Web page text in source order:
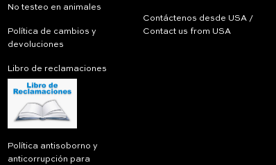
No testeo en animales
Política de cambios y
devoluciones
Libro de reclamaciones
Política antisoborno y
anticorrupción para
Contáctenos desde USA /
Contact us from USA